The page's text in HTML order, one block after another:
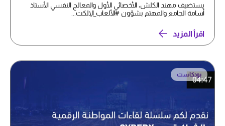
يستضيف مهند الكلش، الأخصائي الأول والمعالج النفسي الأستاذ
أسامة الجامع والمهتم بشؤون #الألعاب_الإلكت...
اقرأ المزيد
بودكاست